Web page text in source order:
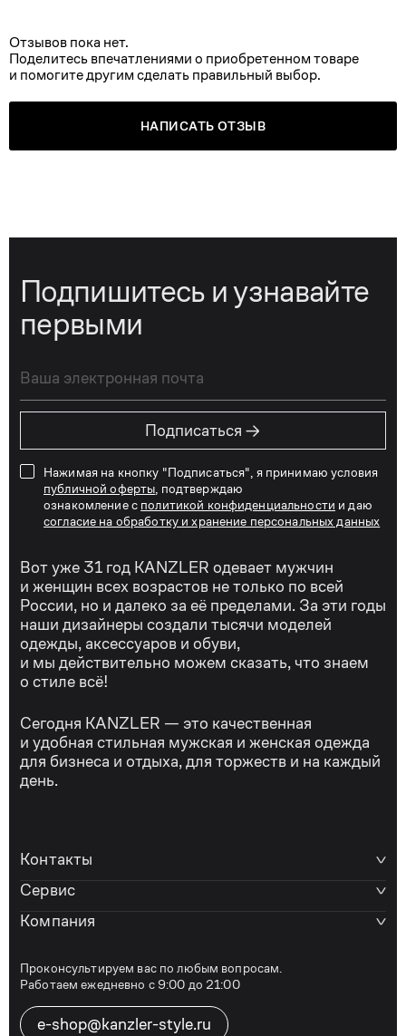
Отзывов пока нет.
Поделитесь впечатлениями о приобретенном товаре
и помогите другим сделать правильный выбор.
НАПИСАТЬ ОТЗЫВ
Подпишитесь и узнавайте
первыми
Подписаться →
Нажимая на кнопку "Подписаться", я принимаю условия
публичной оферты , подтверждаю
ознакомление с политикой конфиденциальности и даю
согласие на обработку и хранение персональных данных
Вот уже 31 год KANZLER одевает мужчин
и женщин всех возрастов не только по всей
России, но и далеко за её пределами. За эти годы
наши дизайнеры создали тысячи моделей
одежды, аксессуаров и обуви,
и мы действительно можем сказать, что знаем
о стиле всё!
Сегодня KANZLER — это качественная
и удобная стильная мужская и женская одежда
для бизнеса и отдыха, для торжеств и на каждый
день.
Контакты
Сервис
Компания
Проконсультируем вас по любым вопросам.
Работаем ежедневно с 9:00 до 21:00
e-shop@kanzler-style.ru